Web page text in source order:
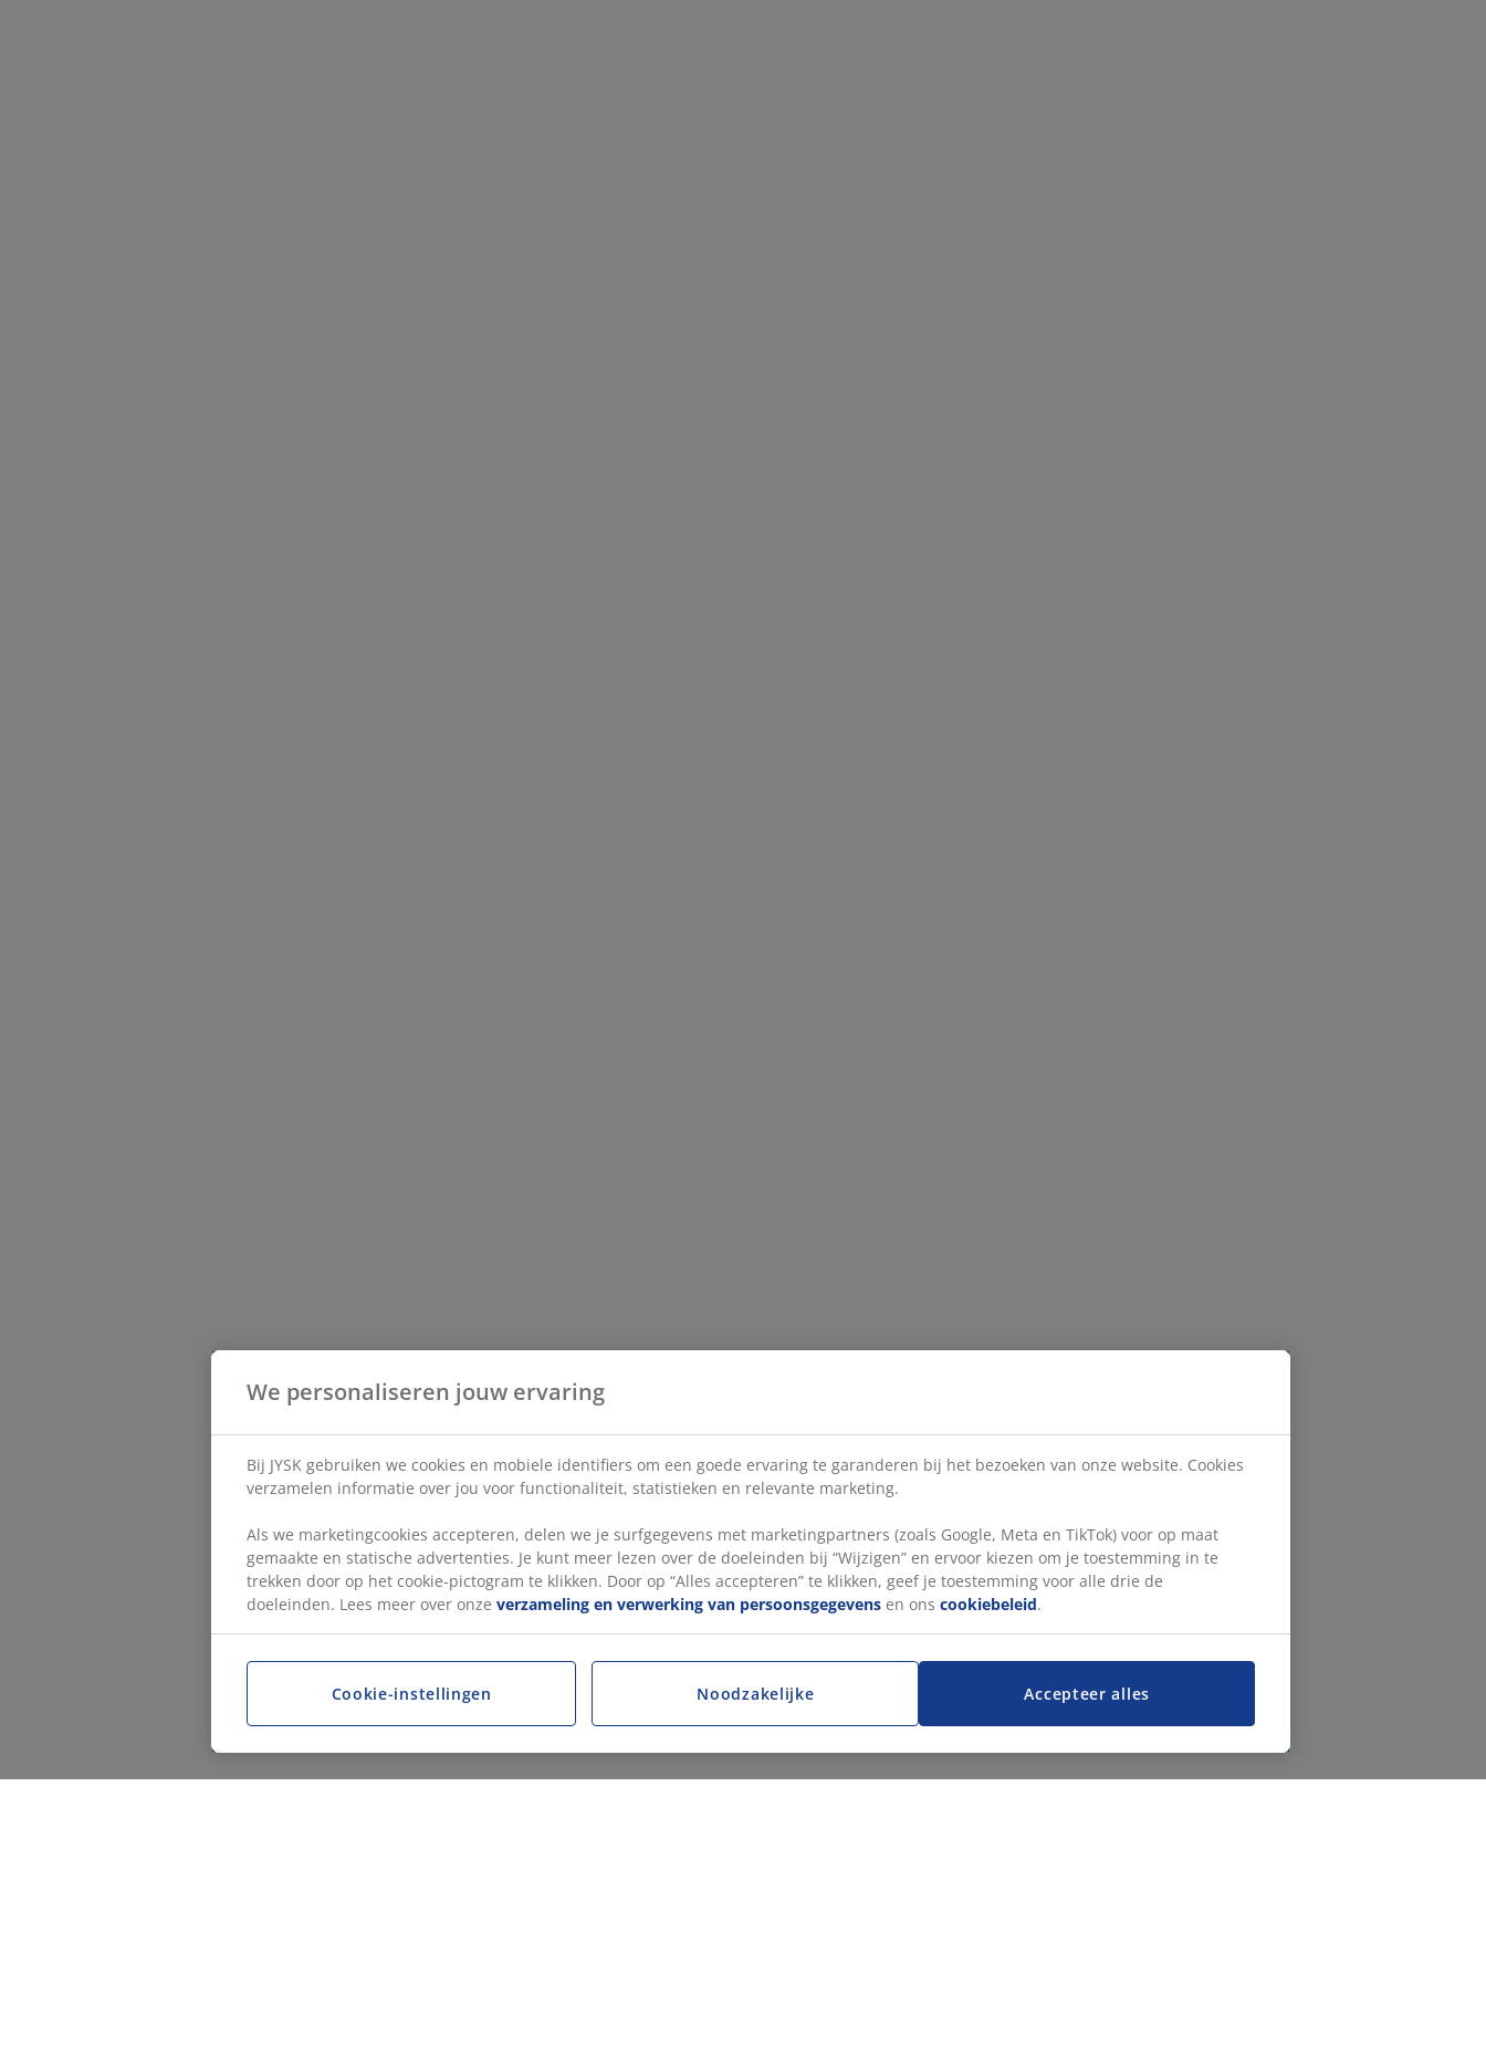
We personaliseren jouw ervaring
Bij JYSK gebruiken we cookies en mobiele identifiers om een goede ervaring te garanderen bij het bezoeken van onze website. Cookies
verzamelen informatie over jou voor functionaliteit, statistieken en relevante marketing.
Als we marketingcookies accepteren, delen we je surfgegevens met marketingpartners (zoals Google, Meta en TikTok) voor op maat
gemaakte en statische advertenties. Je kunt meer lezen over de doeleinden bij “Wijzigen” en ervoor kiezen om je toestemming in te
trekken door op het cookie-pictogram te klikken. Door op “Alles accepteren” te klikken, geef je toestemming voor alle drie de
doeleinden. Lees meer over onze verzameling en verwerking van persoonsgegevens en ons cookiebeleid.
Accepteer alles
Cookie-instellingen Noodzakelijke